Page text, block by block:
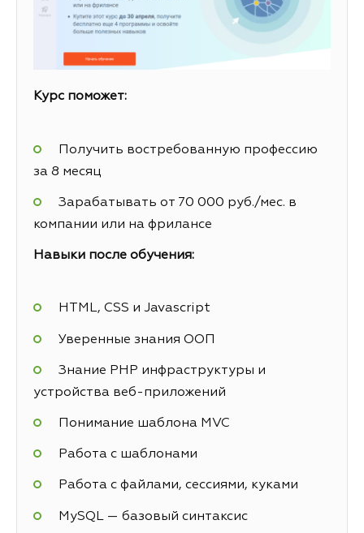
Курс поможет:
Получить востребованную профессию
за 8 месяц
Зарабатывать от 70 000 руб./мес. в
компании или на фрилансе
Навыки после обучения:
HTML, CSS и Javascript
Уверенные знания ООП
Знание PHP инфраструктуры и
устройства веб-приложений
Понимание шаблона MVC
Работа с шаблонами
Работа с файлами, сессиями, куками
MySQL — базовый синтаксис